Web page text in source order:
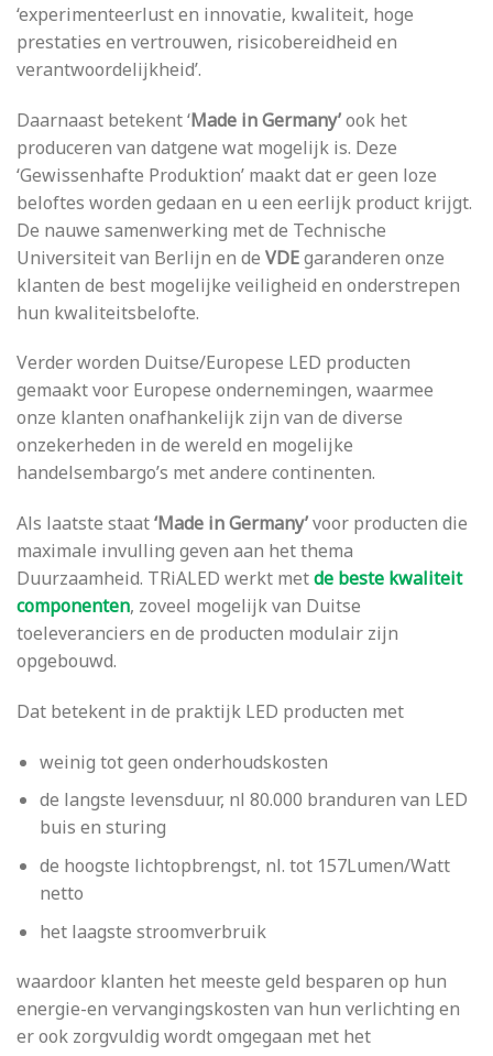
‘experimenteerlust en innovatie, kwaliteit, hoge
prestaties en vertrouwen, risicobereidheid en
verantwoordelijkheid’.
Daarnaast betekent ‘Made in Germany’ook het
produceren van datgene wat mogelijk is. Deze
‘Gewissenhafte Produktion’ maakt dat er geen loze
beloftes worden gedaan en u een eerlijk product krijgt.
De nauwe samenwerking met de Technische
Universiteit van Berlijn en de VDEgaranderen onze
klanten de best mogelijke veiligheid en onderstrepen
hun kwaliteitsbelofte.
Verder worden Duitse/Europese LED producten
gemaakt voor Europese ondernemingen, waarmee
onze klanten onafhankelijk zijn van de diverse
onzekerheden in de wereld en mogelijke
handelsembargo’s met andere continenten.
Als laatste staat‘Made in Germany’voor producten die
maximale invulling geven aan het thema
Duurzaamheid. TRiALED werkt metde beste kwaliteit
componenten, zoveel mogelijk van Duitse
toeleveranciers en de producten modulair zijn
opgebouwd.
Dat betekent in de praktijk LED producten met
weinig tot geen onderhoudskosten
de langste levensduur, nl 80.000 branduren van LED
buis en sturing
de hoogste lichtopbrengst, nl. tot 157Lumen/Watt
netto
het laagste stroomverbruik
waardoor klanten het meeste geld besparen op hun
energie-en vervangingskosten van hun verlichting en
er ook zorgvuldig wordt omgegaan met het